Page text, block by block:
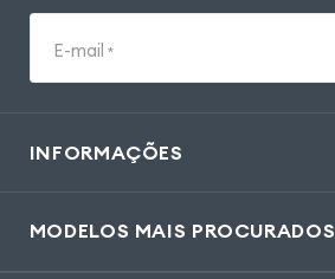
E-mail *
INFORMAÇÕES
MODELOS MAIS PROCURADOS